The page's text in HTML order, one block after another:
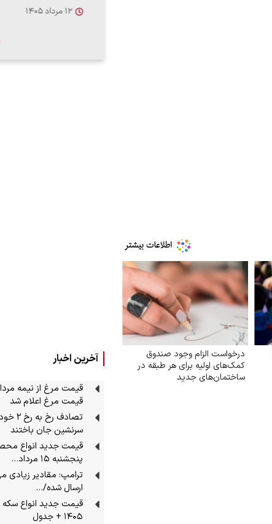
درخواست الزام وجود صندوق
کمک‌های اولیه برای هر طبقه در
ساختمان‌های جدید
۱۲ مرداد ۱۴۰۵
آخرین اخبار
قیمت مرغ اعلام شد
سرنشین جان باختند
قیمت جدید انواع
پنجشنبه ۱۵ مرداد…
ترامپ: مقادیر زیادی
ارسال شده/…
۱۴۰۵ + جدول